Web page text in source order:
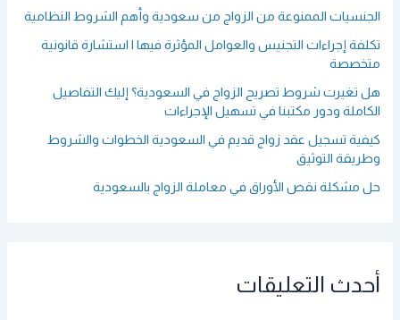
الجنسيات الممنوعة من الزواج من سعودية وأهم الشروط النظامية
تكلفة إجراءات التجنيس والعوامل المؤثرة فيها | استشارة قانونية
متخصصة
هل تغيرت شروط تصريح الزواج في السعودية؟ إليك التفاصيل
الكاملة ودور مكتبنا في تسهيل الإجراءات
كيفية تسجيل عقد زواج قديم في السعودية الخطوات والشروط
وطريقة التوثيق
حل مشكلة نقص الأوراق في معاملة الزواج بالسعودية
أحدث التعليقات